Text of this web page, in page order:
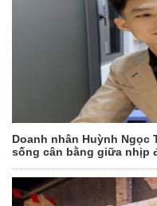
Doanh nhân Huỳnh
sống cân bằng giữa nhịp